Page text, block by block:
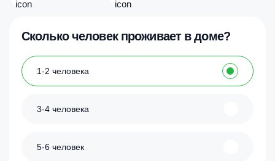
Сколько человек проживает в доме?
1-2 человека
3-4 человека
5-6 человек